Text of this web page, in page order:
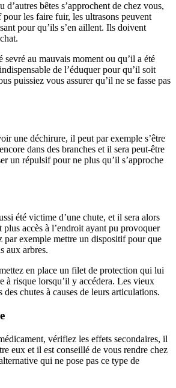
d’autres bêtes s’approchent de chez vous,
les faire fuir, les ultrasons peuvent
pour qu’ils s’en aillent. Ils doivent
sevré au mauvais moment ou qu’il a été
de l’éduquer pour qu’il soit
puissiez vous assurer qu’il ne se fasse pas
une déchirure, il peut par exemple s’être
dans des branches et il sera peut-être
un répulsif pour ne plus qu’il s’approche
été victime d’une chute, et il sera alors
plus accès à l’endroit ayant pu provoquer
par exemple mettre un dispositif pour que
aux arbres.
en place un filet de protection qui lui
à risque lorsqu’il y accédera. Les vieux
des chutes à causes de leurs articulations.
vérifiez les effets secondaires, il
eux et il est conseillé de vous rendre chez
qui ne pose pas ce type de